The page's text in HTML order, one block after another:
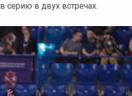
серию в двух встречах.